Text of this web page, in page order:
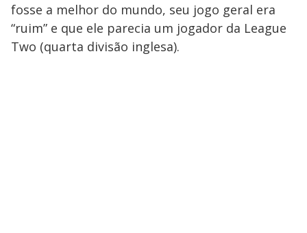
fosse a melhor do mundo, seu jogo geral era
“ruim” e que ele parecia um jogador da League
Two (quarta divisão inglesa).